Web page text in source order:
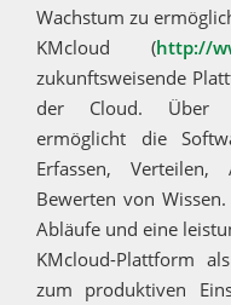
Wachstum zu
KMcloud (http://
zukunftsweisende
der Cloud. Über
ermöglicht die
Erfassen, Verteilen,
Bewerten von
Abläufe und eine
KMcloud-Plattform
zum produktiven